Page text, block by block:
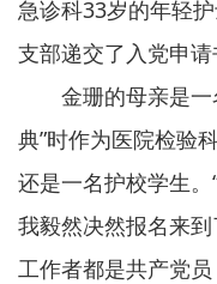
急诊科33岁的年轻
支部递交了入党申请
金珊的母亲是一
典”时作为医院检验
还是一名护校学生
我毅然决然报名来
工作者都是共产党